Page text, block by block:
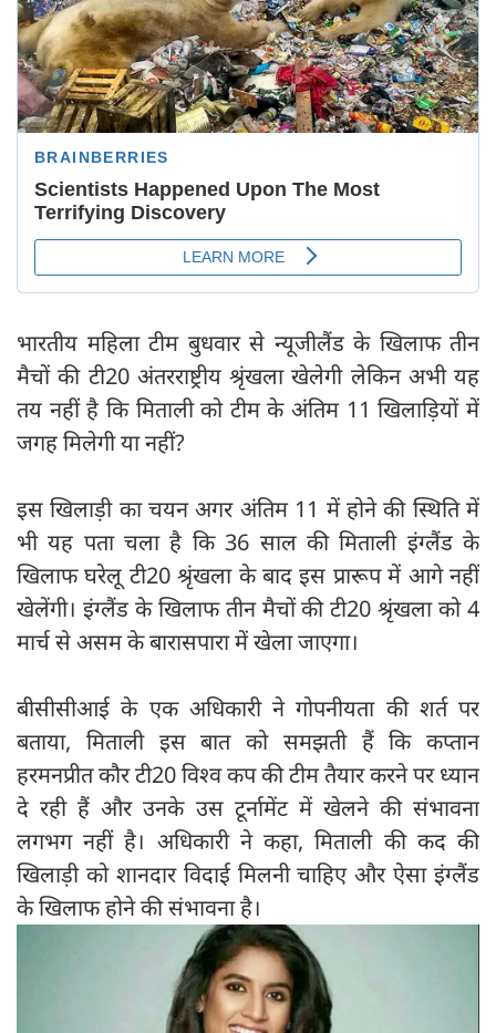
भारतीय महिला टीम बुधवार से न्यूजीलैंड के खिलाफ तीन
मैचों की टी20 अंतरराष्ट्रीय श्रृंखला खेलेगी लेकिन अभी यह
तय नहीं है कि मिताली को टीम के अंतिम 11 खिलाड़ियों में
जगह मिलेगी या नहीं?
इस खिलाड़ी का चयन अगर अंतिम 11 में होने की स्थिति में
भी यह पता चला है कि 36 साल की मिताली इंग्लैंड के
खिलाफ घरेलू टी20 श्रृंखला के बाद इस प्रारूप में आगे नहीं
खेलेंगी। इंग्लैंड के खिलाफ तीन मैचों की टी20 श्रृंखला को 4
मार्च से असम के बारासपारा में खेला जाएगा।
बीसीसीआई के एक अधिकारी ने गोपनीयता की शर्त पर
बताया, मिताली इस बात को समझती हैं कि कप्तान
हरमनप्रीत कौर टी20 विश्व कप की टीम तैयार करने पर ध्यान
दे रही हैं और उनके उस टूर्नामेंट में खेलने की संभावना
लगभग नहीं है। अधिकारी ने कहा, मिताली की कद की
खिलाड़ी को शानदार विदाई मिलनी चाहिए और ऐसा इंग्लैंड
के खिलाफ होने की संभावना है।